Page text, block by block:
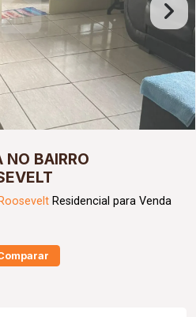
NO BAIRRO
Residencial para Venda